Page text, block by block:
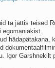
ta jättis teised
egomaniakist.
hädapätakana,
Igor Garshnekilt